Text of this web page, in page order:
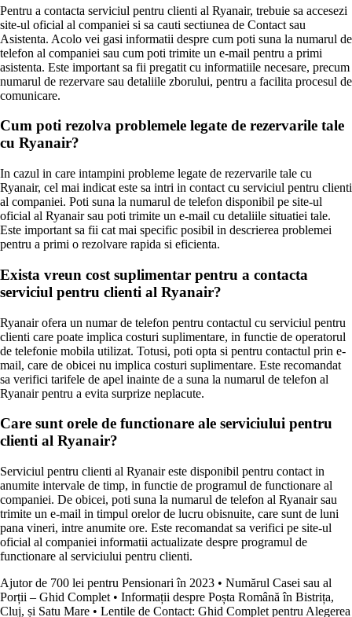
Pentru a contacta serviciul pentru clienti al Ryanair, trebuie sa accesezi
site-ul oficial al companiei si sa cauti sectiunea de Contact sau
Asistenta. Acolo vei gasi informatii despre cum poti suna la numarul de
telefon al companiei sau cum poti trimite un e-mail pentru a primi
asistenta. Este important sa fii pregatit cu informatiile necesare, precum
numarul de rezervare sau detaliile zborului, pentru a facilita procesul de
comunicare.
Cum poti rezolva problemele legate de rezervarile tale
cu Ryanair?
In cazul in care intampini probleme legate de rezervarile tale cu
Ryanair, cel mai indicat este sa intri in contact cu serviciul pentru clienti
al companiei. Poti suna la numarul de telefon disponibil pe site-ul
oficial al Ryanair sau poti trimite un e-mail cu detaliile situatiei tale.
Este important sa fii cat mai specific posibil in descrierea problemei
pentru a primi o rezolvare rapida si eficienta.
Exista vreun cost suplimentar pentru a contacta
serviciul pentru clienti al Ryanair?
Ryanair ofera un numar de telefon pentru contactul cu serviciul pentru
clienti care poate implica costuri suplimentare, in functie de operatorul
de telefonie mobila utilizat. Totusi, poti opta si pentru contactul prin e-
mail, care de obicei nu implica costuri suplimentare. Este recomandat
sa verifici tarifele de apel inainte de a suna la numarul de telefon al
Ryanair pentru a evita surprize neplacute.
Care sunt orele de functionare ale serviciului pentru
clienti al Ryanair?
Serviciul pentru clienti al Ryanair este disponibil pentru contact in
anumite intervale de timp, in functie de programul de functionare al
companiei. De obicei, poti suna la numarul de telefon al Ryanair sau
trimite un e-mail in timpul orelor de lucru obisnuite, care sunt de luni
pana vineri, intre anumite ore. Este recomandat sa verifici pe site-ul
oficial al companiei informatii actualizate despre programul de
functionare al serviciului pentru clienti.
Ajutor de 700 lei pentru Pensionari în 2023 • Numărul Casei sau al
Porții – Ghid Complet • Informații despre Poșta Română în Bistrița,
Cluj, și Satu Mare • Lentile de Contact: Ghid Complet pentru Alegerea